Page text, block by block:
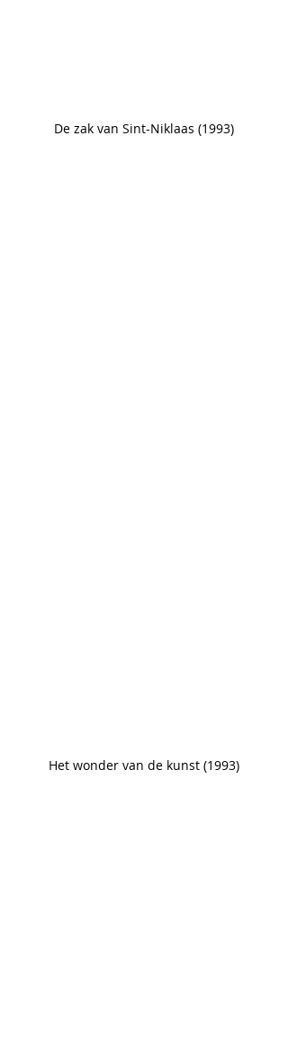
De zak van Sint-Niklaas (1993)
Het wonder van de kunst (1993)